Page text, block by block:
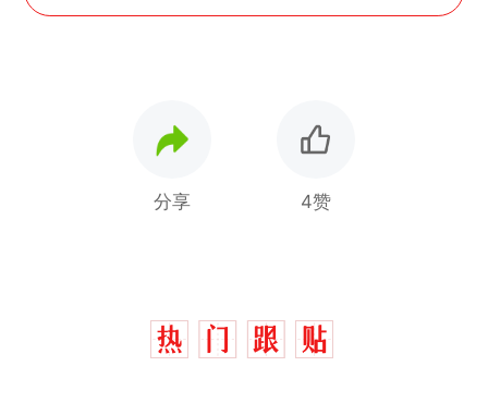
分享 4赞